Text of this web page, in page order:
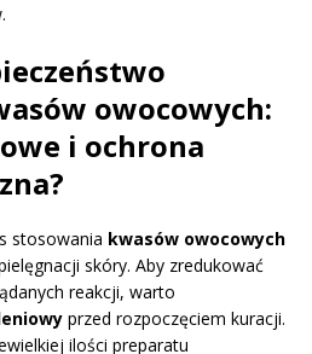
owocowych:
i ochrona
stosowania kwasów owocowych
skóry. Aby zredukować
reakcji, warto
przed rozpoczęciem kuracji.
ilości preparatu